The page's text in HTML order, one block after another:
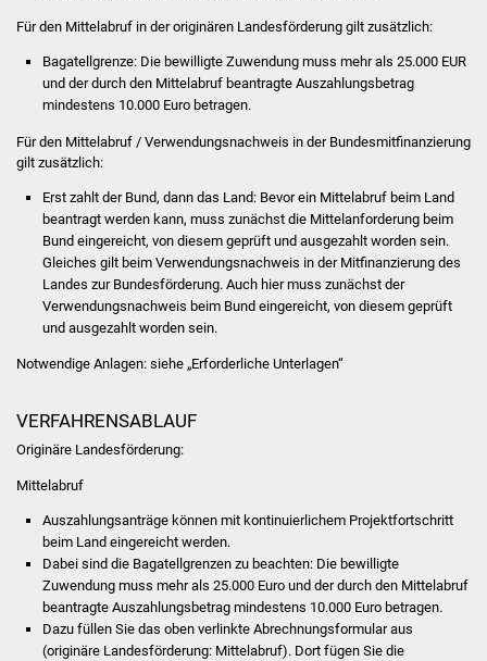
Schulen
Kindergärten
Kolping-Musikschule
Volkshochschule
Soziale Einrichtungen
Familienzentrum
Stadtwerke
Für den Mittelabruf in der originären Landesförderung gilt zusätzlich:
Bagatellgrenze: Die bewilligte Zuwendung muss mehr als 25.000 EUR
und der durch den Mittelabruf beantragte Auszahlungsbetrag
mindestens 10.000 Euro betragen.
Für den Mittelabruf / Verwendungsnachweis in der Bundesmitfinanzierung
gilt zusätzlich:
Erst zahlt der Bund, dann das Land: Bevor ein Mittelabruf beim Land
beantragt werden kann, muss zunächst die Mittelanforderung beim
Bund eingereicht, von diesem geprüft und ausgezahlt worden sein.
Gleiches gilt beim Verwendungsnachweis in der Mitfinanzierung des
Landes zur Bundesförderung. Auch hier muss zunächst der
Verwendungsnachweis beim Bund eingereicht, von diesem geprüft
und ausgezahlt worden sein.
Notwendige Anlagen: siehe „Erforderliche Unterlagen“
VERFAHRENSABLAUF
Originäre Landesförderung:
Mittelabruf
Auszahlungsanträge können mit kontinuierlichem Projektfortschritt
beim Land eingereicht werden.
Dabei sind die Bagatellgrenzen zu beachten: Die bewilligte
Zuwendung muss mehr als 25.000 Euro und der durch den Mittelabruf
beantragte Auszahlungsbetrag mindestens 10.000 Euro betragen.
Dazu füllen Sie das oben verlinkte Abrechnungsformular aus
(originäre Landesförderung: Mittelabruf). Dort fügen Sie die